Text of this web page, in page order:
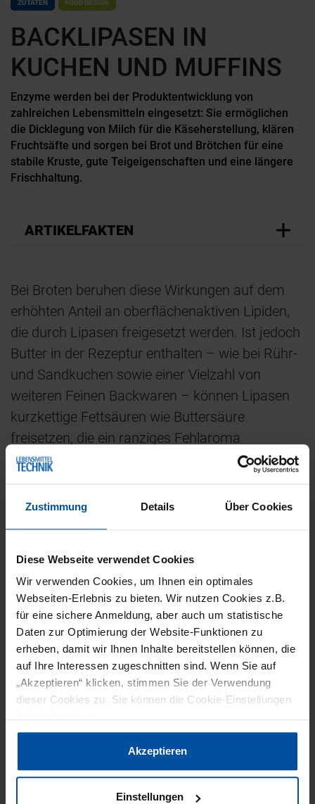
Zustimmung Details Über Cookies
Diese Webseite verwendet Cookies
Wir verwenden Cookies, um Ihnen ein optimales
Webseiten-Erlebnis zu bieten. Wir nutzen Cookies z.B.
für eine sichere Anmeldung, aber auch um statistische
Daten zur Optimierung der Website-Funktionen zu
erheben, damit wir Ihnen Inhalte bereitstellen können, die
auf Ihre Interessen zugeschnitten sind. Wenn Sie auf
„Akzeptieren“ klicken, stimmen Sie der Verwendung
dieser Cookies zu. Sie können die Cookie-Einstellungen
Datenschutzerklärung|Impressum
Akzeptieren
Einstellungen
ZUTATEN FOOD DESIGN
BACKLIPASEN IN
KUCHEN UND MUFFINS
Enzyme werden bei der Produktentwicklung von
zahlreichen Lebensmitteln eingesetzt: Sie ermöglichen
die Dicklegung von Milch für die Käseherstellung, klären
Fruchtsäfte und sorgen bei Brot und Brötchen für eine
stabile Kruste, gute Teigeigenschaften und eine längere
Frischhaltung.
ARTIKELFAKTEN
Bei Broten beruhen diese Wirkungen auf dem
erhöhten Anteil an oberflächenaktiven Lipiden,
die durch Lipasen freigesetzt werden. Ist jedoch
Butter in der Rezeptur enthalten – wie bei Rühr-
und Sandkuchen sowie einer Vielzahl von
weiteren Feinen Backwaren – können Lipasen
kurzkettige Fettsäuren wie Buttersäure
freisetzen, die ein ranziges Fehlaroma
hervorrufen.
Herstellung von Feinen Backwaren bislang nicht
möglich. Wünschenswert wäre dies jedoch, um
eine hohe Produktqualität sicherzustellen – und
zwar ohne den Einsatz von Zusatzstoffen wie
Emulgatoren, die bislang zumeist zum Einsatz
kommen und mit den entsprechenden E-
Nummern deklariert werden müssen. Da
Enzyme durch das Backen inaktiviert werden
und somit keine technologische Funktion mehr
erfüllen, erfüllen sie die Kriterien für Clean-Label-
Produkte und müssen im Zutatenverzeichnis
nicht aufgeführt werden.
Wie bei der Herstellung von Feinen Backwaren
die positiven Eigenschaften von Backlipasen